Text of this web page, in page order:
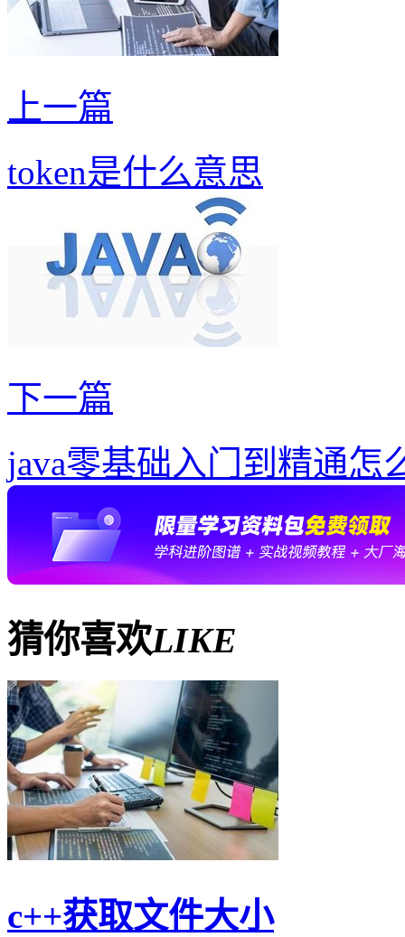
上一篇
token是什么意思
下一篇
java零基础入门到精通怎
猜你喜欢LIKE
c++获取文件大小